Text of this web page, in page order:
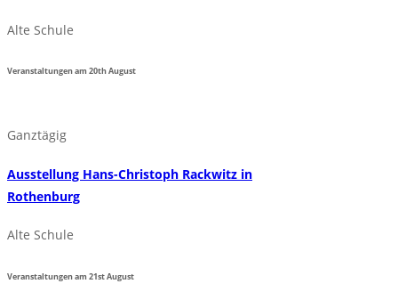
Alte Schule
Veranstaltungen am20thAugust
Ganztägig
Ausstellung Hans-Christoph Rackwitz in
Rothenburg
Alte Schule
Veranstaltungen am21stAugust